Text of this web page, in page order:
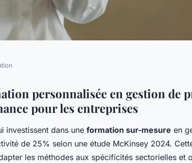
la formation
des pme
personnalisée en gestion de
pour les entreprises
investissent dans une formation sur-mesure en
de 25% selon une étude McKinsey 2024.
les méthodes aux spécificités sectorielles et